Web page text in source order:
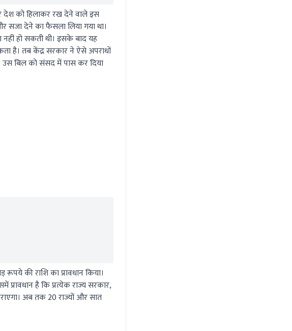
देश को हिलाकर रख देने वाले इस
सजा देने का फैसला लिया गया था।
हो सकती थी। इसके बाद यह
है। तब केंद्र सरकार ने ऐसे अपराधों
बिल को संसद में पास कर दिया
रूपये की राशि का प्रावधान किया।
प्रावधान है कि प्रत्येक राज्य सरकार,
अब तक 20 राज्यों और सात